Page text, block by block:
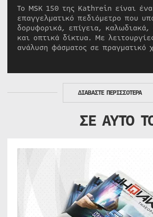
Το MSK 150 της Kathrein είναι ένα
επαγγελματικό πεδιόμετρο που
δορυφορικά, επίγεια,
και οπτικά δίκτυα. Με
ανάλυση φάσματος σε πραγματικό
ΔΙΑΒΑΣΤΕ ΠΕΡΙΣΣΟΤΕΡΑ
ΣΕ ΑΥΤΟ